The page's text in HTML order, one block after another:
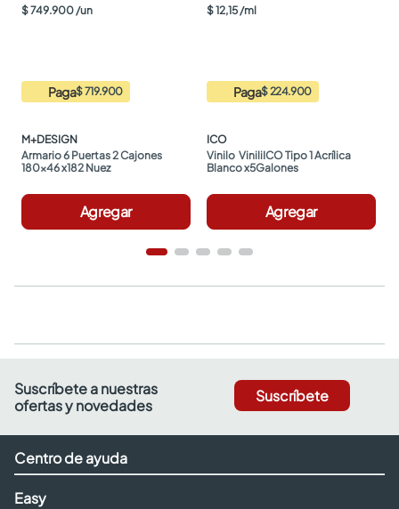
$749.900 /un
Paga$ 719.900
M+DESIGN
Armario 6 Puertas 2 Cajones
180x46 x182 Nuez
Agregar
$12,15 /ml
Paga$ 224.900
ICO
Vinilo  ViniliICO Tipo 1 Acrílica
Blanco x5Galones
Agregar
Suscríbete a nuestras
ofertas y novedades
Suscríbete
Centro de ayuda
Easy